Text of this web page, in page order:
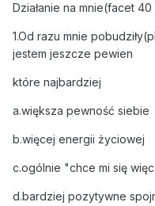
Działanie na mnie(facet
1.Od razu mnie
jestem jeszcze pewien
które najbardziej
a.większa pewność siebie
b.więcej energii życiowej
c.ogólnie "chce mi się
d.bardziej pozytywne